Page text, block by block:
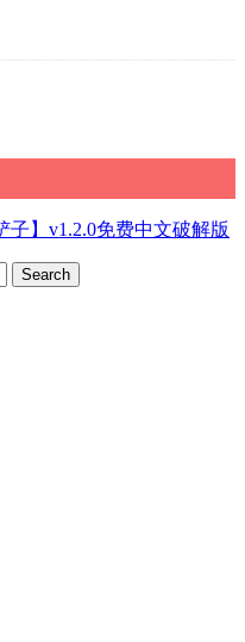
子】v1.2.0免费中文破解版